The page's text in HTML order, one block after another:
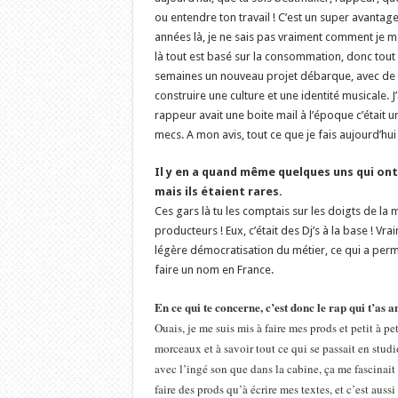
ou entendre ton travail ! C’est un super
années là, je ne sais pas vraiment comment je
là tout est basé sur la consommation, donc
semaines un nouveau projet débarque, avec
construire une culture et une identité musicale.
rappeur avait une boite mail à l’époque c’était
mecs. A mon avis, tout ce que je fais
Il y en a quand même quelques uns qui
mais ils étaient rares.
Ces gars là tu les comptais sur les doigts de la
producteurs ! Eux, c’était des Dj’s à la base !
légère démocratisation du métier, ce qui a
faire un nom en France.
En ce qui te concerne, c’est donc le rap qui t’as
Ouais, je me suis mis à faire mes prods et petit à
morceaux et à savoir tout ce qui se passait en
avec l’ingé son que dans la cabine, ça me
faire des prods qu’à écrire mes textes, et c’est